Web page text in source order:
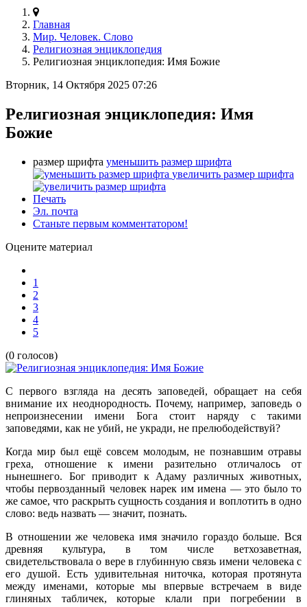
Главная
Мир. Человек. Слово
Религиозная энциклопедия
Религиозная энциклопедия: Имя Божие
Вторник, 14 Октября 2025 07:26
Религиозная энциклопедия: Имя
Божие
размер шрифта уменьшить размер шрифта
увеличить размер шрифта
Печать
Эл. почта
Станьте первым комментатором!
Оцените материал
1
2
3
4
5
(0 голосов)
С первого взгляда на десять заповедей, обращает на себя
внимание их неоднородность. Почему, например, заповедь о
непроизнесении имени Бога стоит наряду с такими
заповедями, как не убий, не укради, не прелюбодействуй?
Когда мир был ещё совсем молодым, не познавшим отравы
греха, отношение к имени разительно отличалось от
нынешнего. Бог приводит к Адаму различных животных,
чтобы первозданный человек нарек им имена — это было то
же самое, что раскрыть сущность создания и воплотить в одно
слово: ведь назвать — значит, познать.
В отношении же человека имя значило гораздо больше. Вся
древняя культура, в том числе ветхозаветная,
свидетельствовала о вере в глубинную связь имени человека с
его душой. Есть удивительная ниточка, которая протянута
между именами, которые мы впервые встречаем в виде
глиняных табличек, которые клали при погребении в